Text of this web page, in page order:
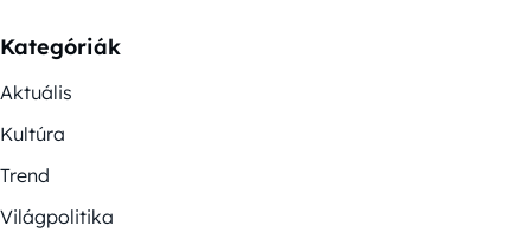
Kategóriák
Aktuális
Kultúra
Trend
Világpolitika